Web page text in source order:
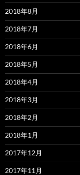
2018年8月
2018年7月
2018年6月
2018年5月
2018年4月
2018年3月
2018年2月
2018年1月
2017年12月
2017年11月